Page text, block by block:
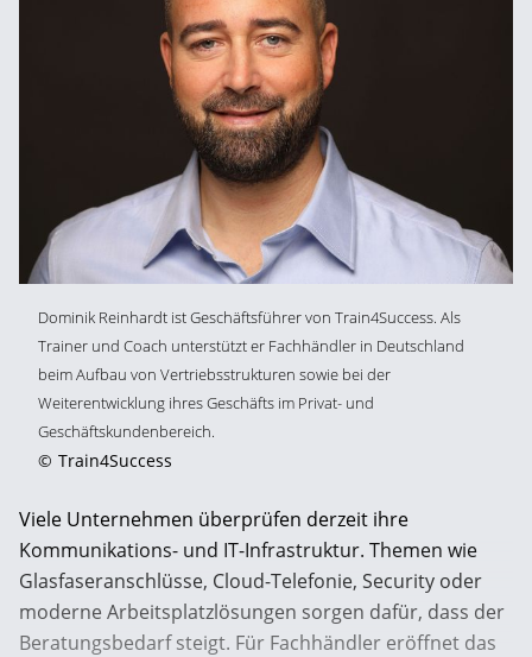
Dominik Reinhardt ist Geschäftsführer von Train4Success. Als
Trainer und Coach unterstützt er Fachhändler in Deutschland
beim Aufbau von Vertriebsstrukturen sowie bei der
Weiterentwicklung ihres Geschäfts im Privat- und
Geschäftskundenbereich.
© Train4Success
Viele Unternehmen überprüfen derzeit ihre
Kommunikations- und IT-Infrastruktur. Themen wie
Glasfaseranschlüsse, Cloud-Telefonie, Security oder
moderne Arbeitsplatzlösungen sorgen dafür, dass der
Beratungsbedarf steigt. Für Fachhändler eröffnet das